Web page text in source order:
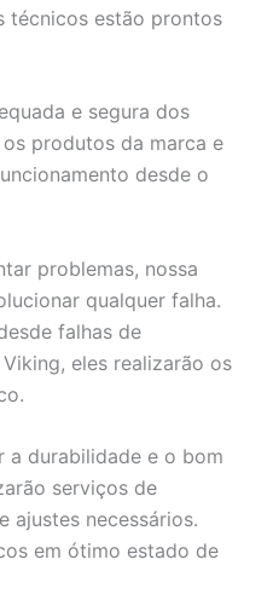
técnicos estão prontos
e segura dos
produtos da marca e
desde o
problemas, nossa
qualquer falha.
falhas de
eles realizarão os
a durabilidade e o bom
serviços de
ajustes necessários.
em ótimo estado de